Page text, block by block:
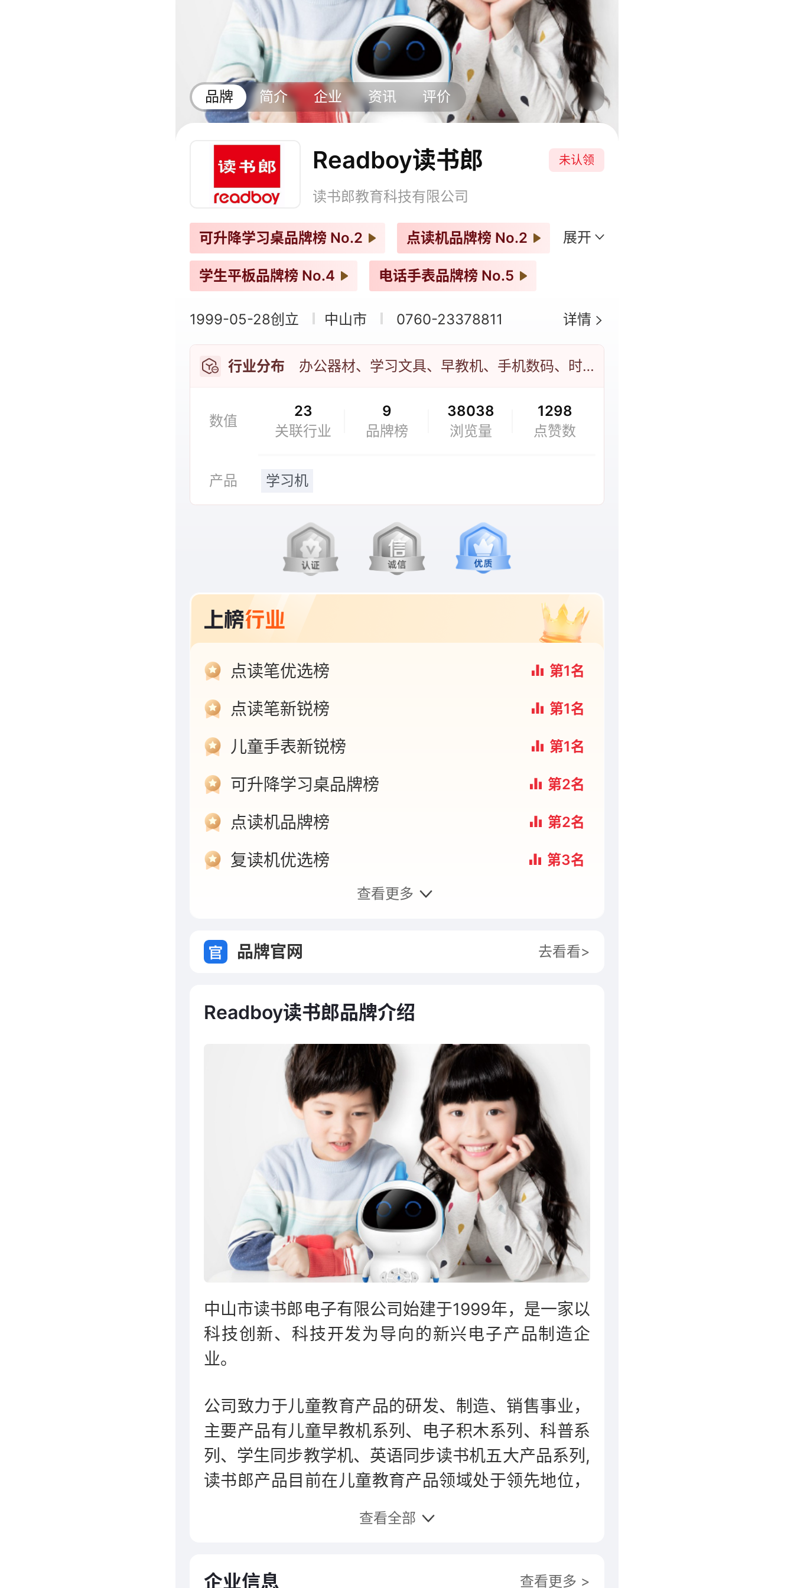
品牌 简介 企业 资讯 评价
Readboy读书郎
读书郎教育科技有限公司
未认领
展开
可升降学习桌品牌榜 No.2 点读机品牌榜 No.2
学生平板品牌榜 No.4 电话手表品牌榜 No.5
故事机品牌榜 No.5 儿童平板品牌榜 No.6
1999-05-28创立 中山市 0760-23378811 详情
行业分布 办公器材、学习文具、早教机、手机数码、时尚影音
数值
23
关联行业
9
品牌榜
38038
浏览量
1298
点赞数
产品 学习机
点读笔优选榜 第1名
点读笔新锐榜 第1名
儿童手表新锐榜 第1名
可升降学习桌品牌榜 第2名
点读机品牌榜 第2名
复读机优选榜 第3名
学习桌新锐榜
儿童平板品牌榜
儿童手表品牌榜
点读笔品牌榜 第6名
早教机新锐榜 第6名
学习机品牌榜 第8名
学习机优选榜 第9名
查看更多
品牌官网 去看看>
Readboy读书郎品牌介绍
中山市读书郎电子有限公司始建于1999年，是一家以
科技创新、科技开发为导向的新兴电子产品制造企
业。
公司致力于儿童教育产品的研发、制造、销售事业，
主要产品有儿童早教机系列、电子积木系列、科普系
列、学生同步教学机、英语同步读书机五大产品系列,
读书郎产品目前在儿童教育产品领域处于领先地位，
是国内最具实力和品牌影响力的电子教育产品制造企
业之一。在全国各省市有着庞大的营销网络，五大系
级市;同时畅销海外市场，主要销往美国、德国、俄罗
查看全部
企业信息 查看更多 >